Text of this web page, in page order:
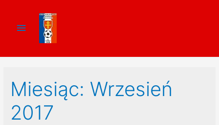
Miesiąc: Wrzesień
2017